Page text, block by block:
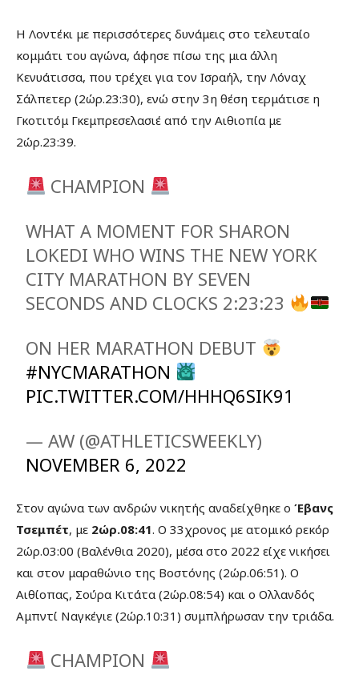
Η Λοντέκι με περισσότερες δυνάμεις στο τελευταίο
κομμάτι του αγώνα, άφησε πίσω της μια άλλη
Κενυάτισσα, που τρέχει για τον Ισραήλ, την Λόναχ
Σάλπετερ (2ώρ.23:30), ενώ στην 3η θέση τερμάτισε η
Γκοτιτόμ Γκεμπρεσελασιέ από την Αιθιοπία με
2ώρ.23:39.
CHAMPION
WHAT A MOMENT FOR SHARON
LOKEDI WHO WINS THE NEW YORK
CITY MARATHON BY SEVEN
SECONDS AND CLOCKS 2:23:23
ON HER MARATHON DEBUT
#NYCMARATHON
PIC.TWITTER.COM/HHHQ6SIK91
— AW (@ATHLETICSWEEKLY)
NOVEMBER 6, 2022
Στον αγώνα των ανδρών νικητής αναδείχθηκε ο Έβανς
Τσεμπέτ, με 2ώρ.08:41. Ο 33χρονος με ατομικό ρεκόρ
2ώρ.03:00 (Βαλένθια 2020), μέσα στο 2022 είχε νικήσει
και στον μαραθώνιο της Βοστόνης (2ώρ.06:51). Ο
Αιθίοπας, Σούρα Κιτάτα (2ώρ.08:54) και ο Ολλανδός
Αμπντί Ναγκέγιε (2ώρ.10:31) συμπλήρωσαν την τριάδα.
CHAMPION